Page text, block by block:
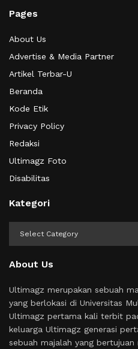
Pages
About Us
Advertise & Media Partner
Artikel Terbar-U
Beranda
Kode Etik
Privacy Policy
Redaksi
Ultimagz Foto
Disabilitas
Kategori
About Us
Ultimagz merupakan sebuah
yang berlokasi di Universitas
Ultimagz pertama kali terbit
keluarga Ultimagz generasi
sebuah majalah yang